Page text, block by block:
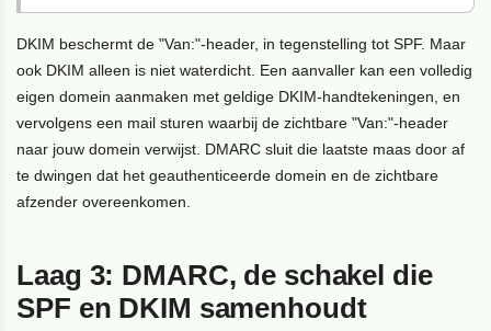
DKIM beschermt de "Van:"-header, in tegenstelling tot SPF. Maar
ook DKIM alleen is niet waterdicht. Een aanvaller kan een volledig
eigen domein aanmaken met geldige DKIM-handtekeningen, en
vervolgens een mail sturen waarbij de zichtbare "Van:"-header
naar jouw domein verwijst. DMARC sluit die laatste maas door af
te dwingen dat het geauthenticeerde domein en de zichtbare
afzender overeenkomen.
Laag 3: DMARC, de schakel die
SPF en DKIM samenhoudt